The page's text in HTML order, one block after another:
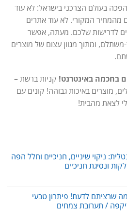
מהפכה בעולם הצרכני בישראל: לא עוד
מהמחיר המקורי. לא עוד אתרים
לדרישות שלכם. מעתה, אפשר
ומתוך מגוון עצום של מוצרים
קניות ברשת –
מוצרים באיכות גבוהה! קונים עם
לצאת מהבית!
ניקוי שיניים, חניכיים וחלל הפה
ונסיגת חניכיים
שרציתם לדעת! פיתרון טבעי
זיקפה / תערובת צמחים